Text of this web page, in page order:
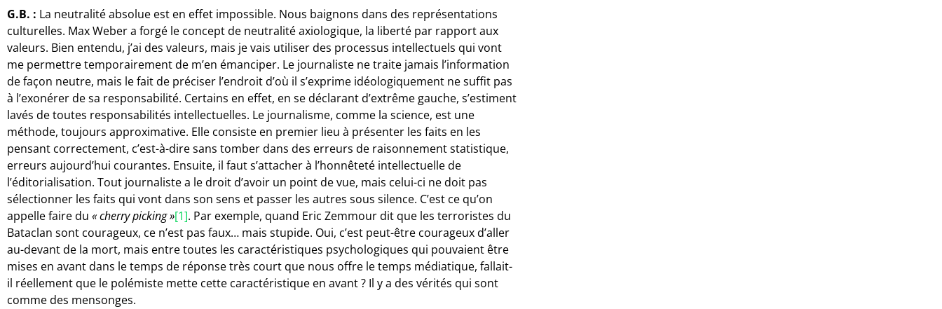
G.B. : La neutralité absolue est en effet impossible. Nous baignons dans des représentations
culturelles. Max Weber a forgé le concept de neutralité axiologique, la liberté par rapport aux
valeurs. Bien entendu, j’ai des valeurs, mais je vais utiliser des processus intellectuels qui vont
me permettre temporairement de m’en émanciper. Le journaliste ne traite jamais l’information
de façon neutre, mais le fait de préciser l’endroit d’où il s’exprime idéologiquement ne suffit pas
à l’exonérer de sa responsabilité. Certains en effet, en se déclarant d’extrême gauche, s’estiment
lavés de toutes responsabilités intellectuelles. Le journalisme, comme la science, est une
méthode, toujours approximative. Elle consiste en premier lieu à présenter les faits en les
pensant correctement, c’est-à-dire sans tomber dans des erreurs de raisonnement statistique,
erreurs aujourd’hui courantes. Ensuite, il faut s’attacher à l’honnêteté intellectuelle de
l’éditorialisation. Tout journaliste a le droit d’avoir un point de vue, mais celui-ci ne doit pas
sélectionner les faits qui vont dans son sens et passer les autres sous silence. C’est ce qu’on
appelle faire du « cherry picking »[1]. Par exemple, quand Eric Zemmour dit que les terroristes du
Bataclan sont courageux, ce n’est pas faux… mais stupide. Oui, c’est peut-être courageux d’aller
au-devant de la mort, mais entre toutes les caractéristiques psychologiques qui pouvaient être
mises en avant dans le temps de réponse très court que nous offre le temps médiatique, fallait-
il réellement que le polémiste mette cette caractéristique en avant ? Il y a des vérités qui sont
comme des mensonges.